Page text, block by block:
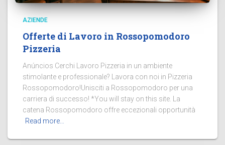
AZIENDE
Offerte di Lavoro in Rossopomodoro
Pizzeria
Anúncios Cerchi Lavoro Pizzeria in un ambiente
stimolante e professionale? Lavora con noi in Pizzeria
Rossopomodoro!Unisciti a Rossopomodoro per una
carriera di successo! *You will stay on this site. La
catena Rossopomodoro offre eccezionali opportunità
Read more…